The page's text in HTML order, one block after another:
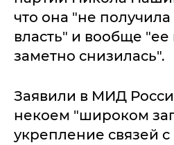
что она "не
власть" и вообще
заметно снизилась".
Заявили в МИД
некоем "широком
укрепление связей